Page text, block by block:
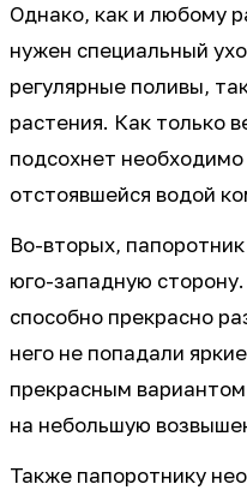
Однако, как и любому
нужен специальный
регулярные поливы,
растения. Как только
подсохнет
отстоявшейся водой
Во-вторых,
юго-западную
способно прекрасно
него не попадали
прекрасным
на небольшую
Также папоротнику